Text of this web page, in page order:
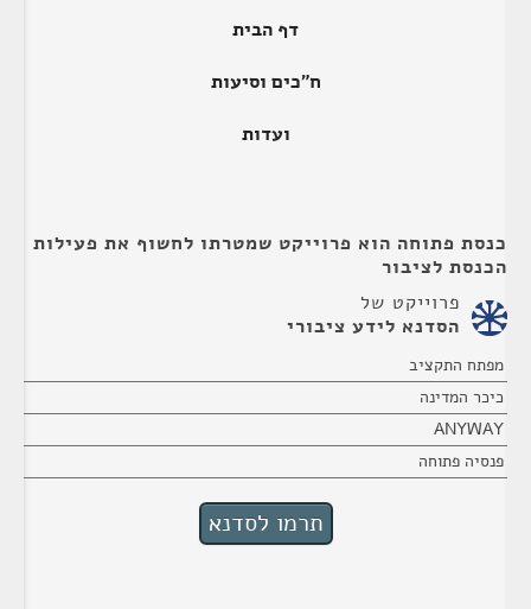
דף הבית
ח"כים וסיעות
ועדות
כנסת פתוחה הוא פרוייקט שמטרתו לחשוף את פעילות
הכנסת לציבור
פרוייקט של
הסדנא לידע ציבורי
מפתח התקציב
כיכר המדינה
ANYWAY
פנסיה פתוחה